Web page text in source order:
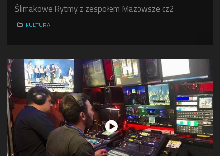
Ślimakowe Rytmy z zespołem Mazowsze cz2
KULTURA